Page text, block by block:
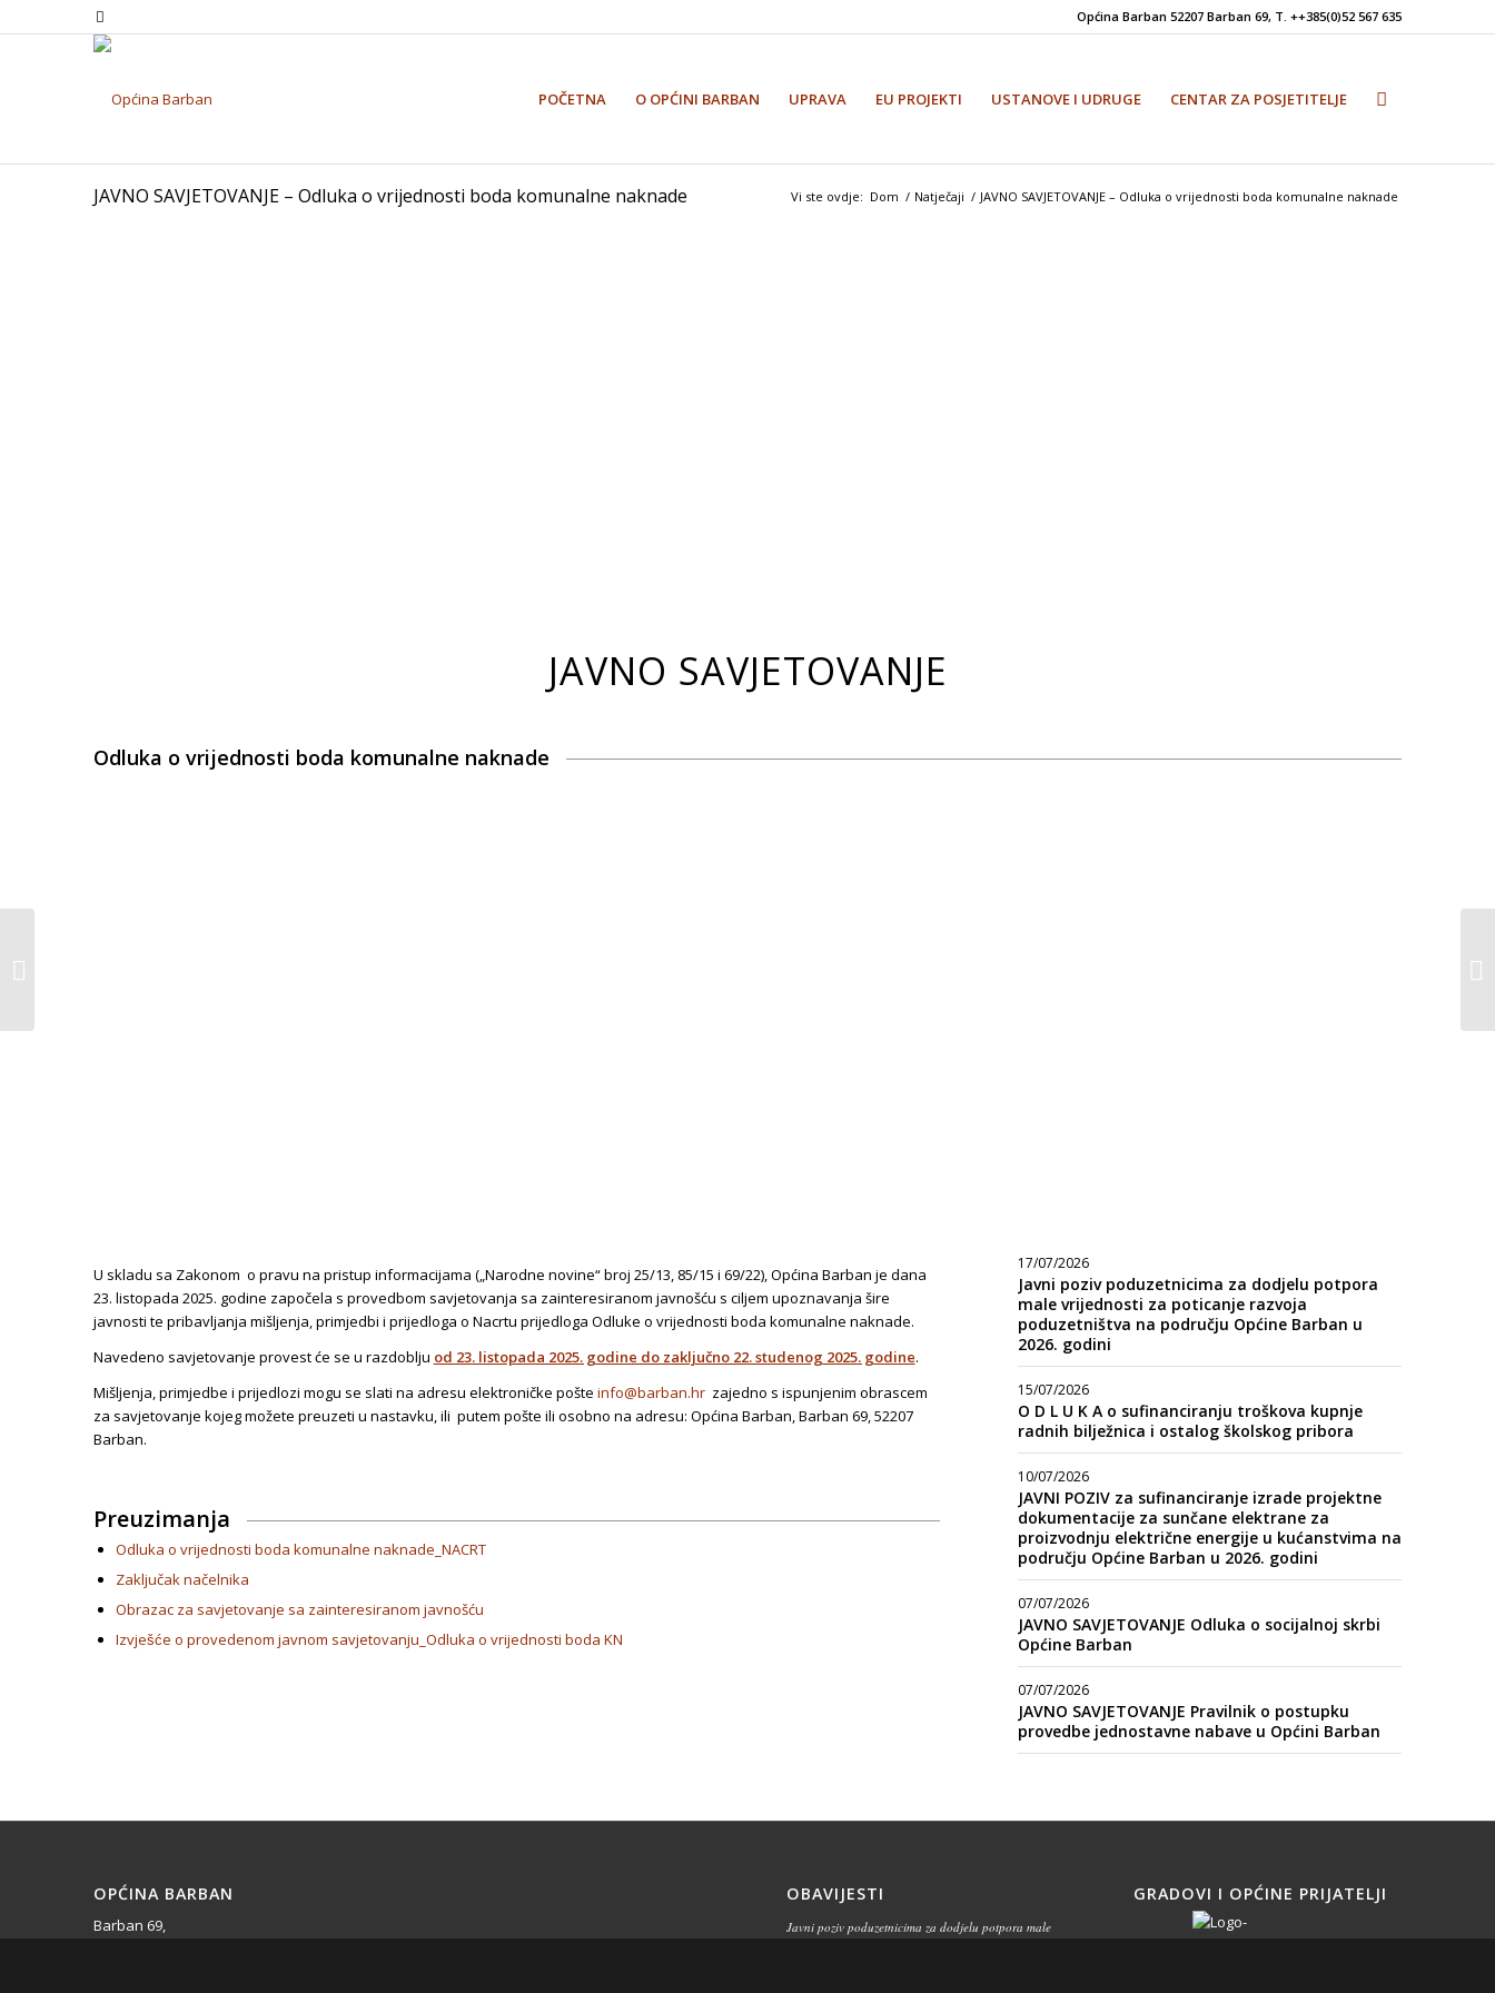
Općina Barban 52207 Barban 69, T. ++385(0)52 567 635
POČETNA O OPĆINI BARBAN UPRAVA EU PROJEKTI USTANOVE I UDRUGE CENTAR ZA POSJETITELJE
JAVNO SAVJETOVANJE – Odluka o vrijednosti boda komunalne naknade Vi ste ovdje: Dom / Natječaji / JAVNO SAVJETOVANJE – Odluka o vrijednosti boda komunalne naknade
JAVNO SAVJETOVANJE
Odluka o vrijednosti boda komunalne naknade
U skladu sa Zakonom o pravu na pristup informacijama („Narodne novine“ broj 25/13, 85/15 i 69/22), Općina Barban je dana
23. listopada 2025. godine započela s provedbom savjetovanja sa zainteresiranom javnošću s ciljem upoznavanja šire
javnosti te pribavljanja mišljenja, primjedbi i prijedloga o Nacrtu prijedloga Odluke o vrijednosti boda komunalne naknade.
Navedeno savjetovanje provest će se u razdoblju od 23. listopada 2025. godine do zaključno 22. studenog 2025. godine.
Mišljenja, primjedbe i prijedlozi mogu se slati na adresu elektroničke pošte info@barban.hrzajedno s ispunjenim obrascem
za savjetovanje kojeg možete preuzeti u nastavku, ili putem pošte ili osobno na adresu: Općina Barban, Barban 69, 52207
Barban.
Preuzimanja
Odluka o vrijednosti boda komunalne naknade_NACRT
Zaključak načelnika
Obrazac za savjetovanje sa zainteresiranom javnošću
Izvješće o provedenom javnom savjetovanju_Odluka o vrijednosti boda KN
17/07/2026
Javni poziv poduzetnicima za dodjelu potpora
male vrijednosti za poticanje razvoja
poduzetništva na području Općine Barban u
2026. godini
15/07/2026
O D L U K A o sufinanciranju troškova kupnje
radnih bilježnica i ostalog školskog pribora
10/07/2026
JAVNI POZIV za sufinanciranje izrade projektne
dokumentacije za sunčane elektrane za
proizvodnju električne energije u kućanstvima na
području Općine Barban u 2026. godini
07/07/2026
JAVNO SAVJETOVANJE Odluka o socijalnoj skrbi
Općine Barban
07/07/2026
JAVNO SAVJETOVANJE Pravilnik o postupku
provedbe jednostavne nabave u Općini Barban
OPĆINA BARBAN
Barban 69,
OBAVIJESTI
Javni poziv poduzetnicima za dodjelu potpora male
GRADOVI I OPĆINE PRIJATELJI